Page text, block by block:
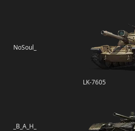
NoSoul_
LK-7605
_B_A_H_